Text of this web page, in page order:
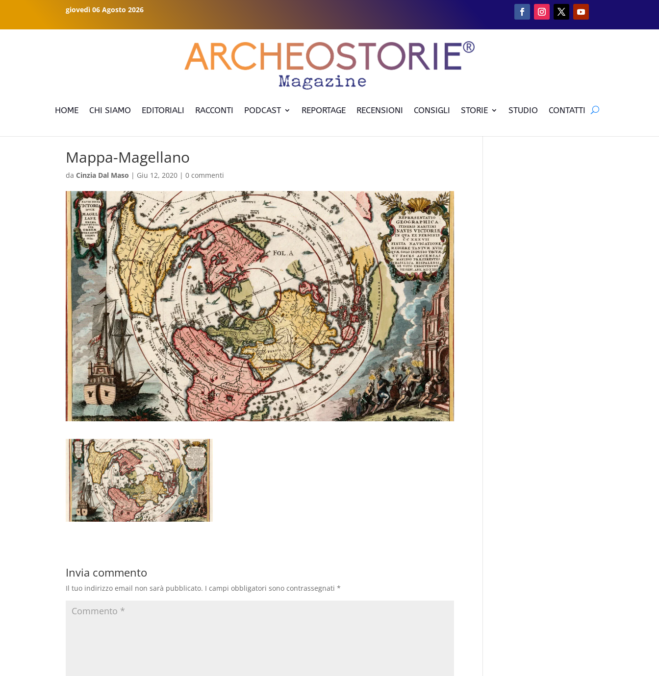
giovedì 06 Agosto 2026
HOME CHI SIAMO EDITORIALI RACCONTI PODCAST REPORTAGE RECENSIONI CONSIGLI STORIE STUDIO CONTATTI
Mappa-Magellano
daCinzia Dal Maso | Giu 12, 2020 |0 commenti
Invia commento
Il tuo indirizzo email non sarà pubblicato. I campi obbligatori sono contrassegnati*